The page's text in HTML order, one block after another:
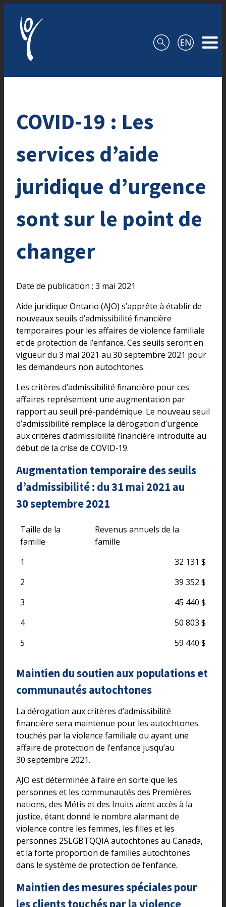
COVID-19 : Les
services d’aide
juridique d’urgence
sont sur le point de
changer
Date de publication : 3 mai 2021
Aide juridique Ontario (AJO) s’apprête à établir de
nouveaux seuils d’admissibilité financière
temporaires pour les affaires de violence familiale
et de protection de l’enfance. Ces seuils seront en
vigueur du 3 mai 2021 au 30 septembre 2021 pour
les demandeurs non autochtones.
Les critères d’admissibilité financière pour ces
affaires représentent une augmentation par
rapport au seuil pré-pandémique. Le nouveau seuil
d’admissibilité remplace la dérogation d’urgence
aux critères d’admissibilité financière introduite au
début de la crise de COVID‑19.
Augmentation temporaire des seuils
d’admissibilité : du 31 mai 2021 au
30 septembre 2021
Taille de la
famille
Revenus annuels de la
famille
1
32 131 $
2
39 352 $
3
45 440 $
4
50 803 $
5
59 440 $
Maintien du soutien aux populations et
communautés autochtones
La dérogation aux critères d’admissibilité
financière sera maintenue pour les autochtones
touchés par la violence familiale ou ayant une
affaire de protection de l’enfance jusqu’au
30 septembre 2021.
AJO est déterminée à faire en sorte que les
personnes et les communautés des Premières
nations, des Métis et des Inuits aient accès à la
justice, étant donné le nombre alarmant de
violence contre les femmes, les filles et les
personnes 2SLGBTQQIA autochtones au Canada,
et la forte proportion de familles autochtones
dans le système de protection de l’enfance.
Maintien des mesures spéciales pour
les clients touchés par la violence